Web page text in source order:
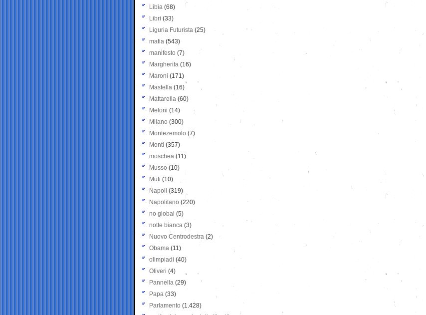
Libia (68)
Libri (33)
Liguria Futurista (25)
mafia (543)
manifesto (7)
Margherita (16)
Maroni (171)
Mastella (16)
Mattarella (60)
Meloni (14)
Milano (300)
Montezemolo (7)
Monti (357)
moschea (11)
Musso (10)
Muti (10)
Napoli (319)
Napolitano (220)
no global (5)
notte bianca (3)
Nuovo Centrodestra (2)
Obama (11)
olimpiadi (40)
Oliveri (4)
Pannella (29)
Papa (33)
Parlamento (1.428)